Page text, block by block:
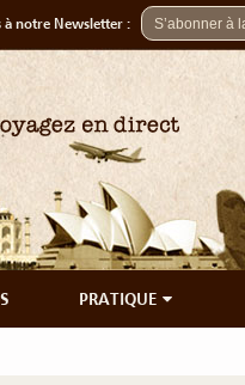
à notre Newsletter :
PRATIQUE